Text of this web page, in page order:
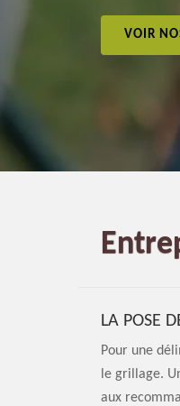
VOIR
LA POSE
Pour une
le grillage.
aux